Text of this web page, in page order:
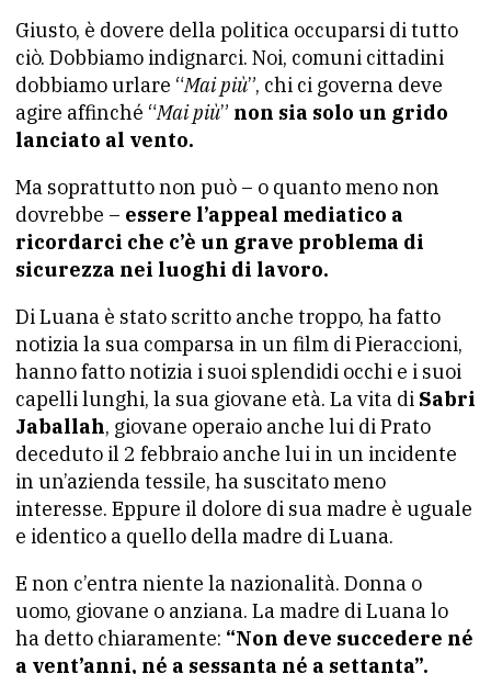
Giusto, è dovere della politica occuparsi di tutto
ciò. Dobbiamo indignarci. Noi, comuni cittadini
dobbiamo urlare “Mai più”, chi ci governa deve
agire affinché “Mai più” non sia solo un grido
lanciato al vento.
Ma soprattutto non può – o quanto meno non
dovrebbe – essere l’appeal mediatico a
ricordarci che c’è un grave problema di
sicurezza nei luoghi di lavoro.
Di Luana è stato scritto anche troppo, ha fatto
notizia la sua comparsa in un film di Pieraccioni,
hanno fatto notizia i suoi splendidi occhi e i suoi
capelli lunghi, la sua giovane età. La vita di Sabri
Jaballah, giovane operaio anche lui di Prato
deceduto il 2 febbraio anche lui in un incidente
in un’azienda tessile, ha suscitato meno
interesse. Eppure il dolore di sua madre è uguale
e identico a quello della madre di Luana.
E non c’entra niente la nazionalità. Donna o
uomo, giovane o anziana. La madre di Luana lo
ha detto chiaramente: “Non deve succedere né
a vent’anni, né a sessanta né a settanta”.